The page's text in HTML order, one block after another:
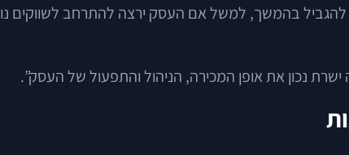
בהמשך, למשל אם העסק ירצה להתרחב לשווקים
נכון את אופן המכירה, הניהול והתפעול של העסק”.